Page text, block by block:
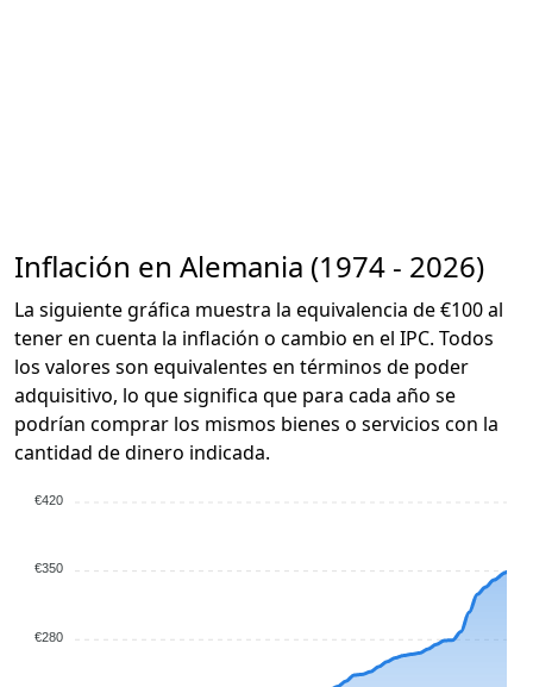
Inflación en Alemania (1974 - 2026)
La siguiente gráfica muestra la equivalencia de €100 al
tener en cuenta la inflación o cambio en el IPC. Todos
los valores son equivalentes en términos de poder
adquisitivo, lo que significa que para cada año se
podrían comprar los mismos bienes o servicios con la
cantidad de dinero indicada.
€420
€350
€280